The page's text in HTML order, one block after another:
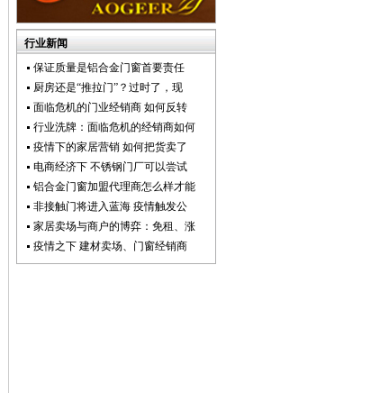
行业新闻
保证质量是铝合金门窗首要责任
厨房还是“推拉门”？过时了，现
面临危机的门业经销商 如何反转
行业洗牌：面临危机的经销商如何
疫情下的家居营销 如何把货卖了
电商经济下 不锈钢门厂可以尝试
铝合金门窗加盟代理商怎么样才能
非接触门将进入蓝海 疫情触发公
家居卖场与商户的博弈：免租、涨
疫情之下 建材卖场、门窗经销商